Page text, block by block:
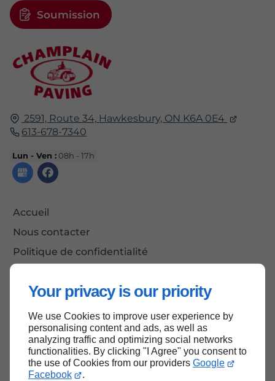
Your privacy is our priority
We use Cookies to improve user experience by
personalising content and ads, as well as
analyzing traffic and optimizing social networks
functionalities. By clicking "I Agree" you consent to
the use of Cookies from our providers Google
Facebook
.
2591, Route 34, Hawkesbury, ON K6A 0E4
613-678-7340
Lun - Ven :08h - 17h
Accueil
Nous contacter
Politique de confidentialité
Soumission
Haut de page